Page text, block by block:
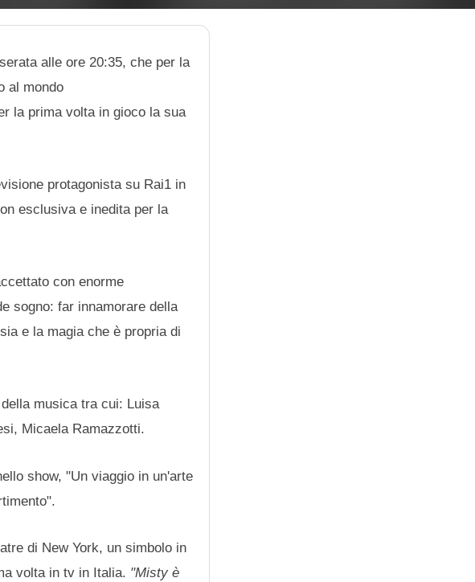
alle ore 20:35, che per la
al mondo
la prima volta in gioco la sua
protagonista su Rai1 in
esclusiva e inedita per la
con enorme
sogno: far innamorare della
e la magia che è propria di
musica tra cui: Luisa
Micaela Ramazzotti.
show, "Un viaggio in un'arte
di New York, un simbolo in
volta in tv in Italia. "Misty è